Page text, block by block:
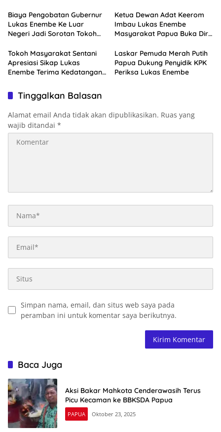
Biaya Pengobatan Gubernur
Lukas Enembe Ke Luar
Negeri Jadi Sorotan Tokoh
Ketua Dewan Adat Keerom
Imbau Lukas Enembe
Masyarakat Papua Buka Diri
Tokoh Masyarakat Sentani
Apresiasi Sikap Lukas
Enembe Terima Kedatangan
Laskar Pemuda Merah Putih
Papua Dukung Penyidik KPK
Periksa Lukas Enembe
Tinggalkan Balasan
Alamat email Anda tidak akan dipublikasikan. Ruas yang
wajib ditandai *
Simpan nama, email, dan situs web saya pada
peramban ini untuk komentar saya berikutnya.
Baca Juga
Aksi Bakar Mahkota Cenderawasih Terus
Picu Kecaman ke BBKSDA Papua
PAPUA Oktober 23, 2025